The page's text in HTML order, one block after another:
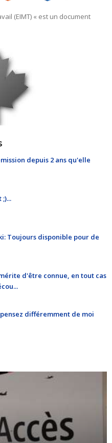
(EIMT) « est un document
depuis 2 ans qu'elle
Toujours disponible pour de
d'être connue, en tout cas
différemment de moi